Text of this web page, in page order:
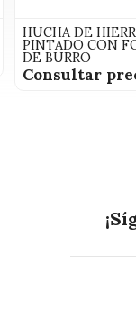
HUCHA DE
PINTADO CON
DE BURRO
Consultar